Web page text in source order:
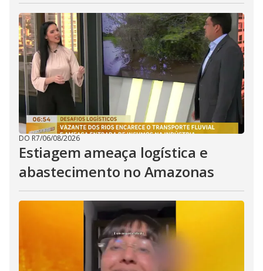
DO R7/06/08/2026
Estiagem ameaça logística e
abastecimento no Amazonas